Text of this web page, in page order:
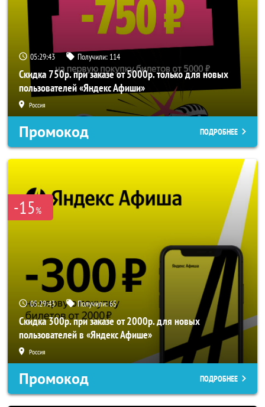
05:29:42 Получили: 114
Скидка 750р. при заказе от 5000р. только для новых
пользователей «Яндекс Афиши»
Россия
Промокод ПОДРОБНЕЕ
-15%
05:29:42 Получили:65
Скидка 300р. при заказе от 2000р. для новых
пользователей в «Яндекс Афише»
Россия
Промокод ПОДРОБНЕЕ